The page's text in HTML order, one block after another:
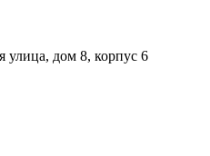
улица, дом 8, корпус 6